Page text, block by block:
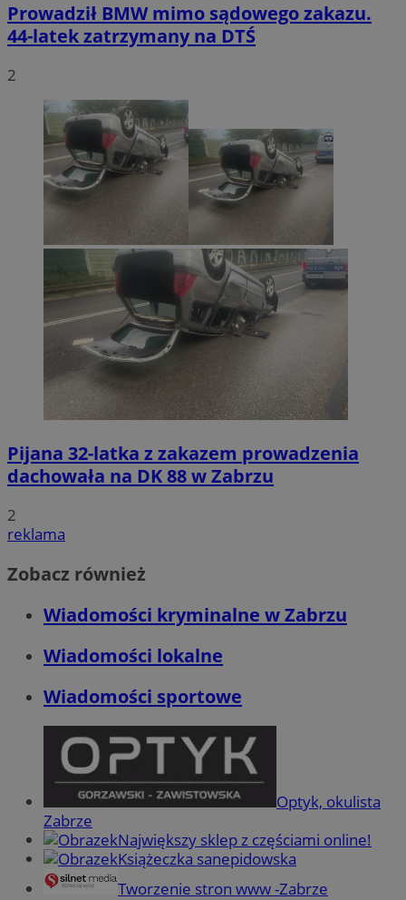
Prowadził BMW mimo sądowego zakazu.
44-latek zatrzymany na DTŚ
2
Pijana 32-latka z zakazem prowadzenia
dachowała na DK 88 w Zabrzu
2
reklama
Zobacz również
Wiadomości kryminalne w Zabrzu
Wiadomości lokalne
Wiadomości sportowe
Optyk, okulista
Zabrze
Największy sklep z częściami online!
Książeczka sanepidowska
Tworzenie stron www -Zabrze